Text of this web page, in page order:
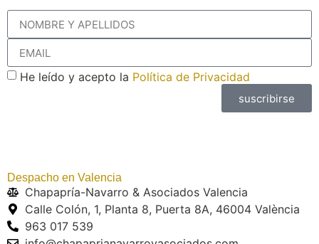
He leído y acepto la Política de Privacidad
suscribirse
Despacho en Valencia
Chapapría-Navarro & Asociados Valencia
Calle Colón, 1, Planta 8, Puerta 8A, 46004 València
963 017 539